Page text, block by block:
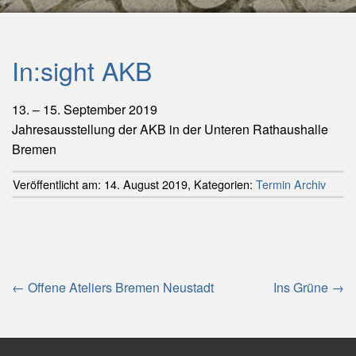
In:sight AKB
13. – 15. September 2019
Jahresausstellung der AKB in der Unteren Rathaushalle
Bremen
Veröffentlicht am: 14. August 2019, Kategorien: Termin Archiv
← Offene Ateliers Bremen Neustadt Ins Grüne →